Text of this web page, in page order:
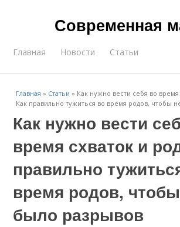
Современная
Главная Новости Статьи
Главная » Статьи » Как нужно вести себя во время
Как правильно тужиться во время родов, чтобы
Как нужно вести
время схваток и
правильно
время родов,
было разрывов